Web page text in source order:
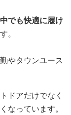
でも快適に履け
。
やタウンユース
ドアだけでなく
なっています。